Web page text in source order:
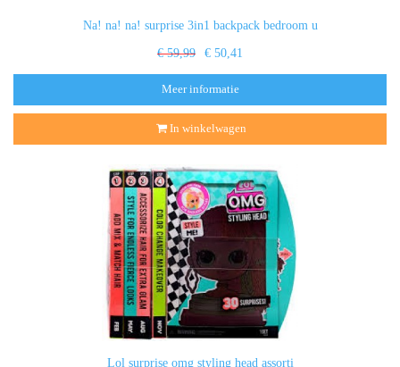
Na! na! na! surprise 3in1 backpack bedroom u
€ 59,99 € 50,41
Meer informatie
In winkelwagen
Lol surprise omg styling head assorti